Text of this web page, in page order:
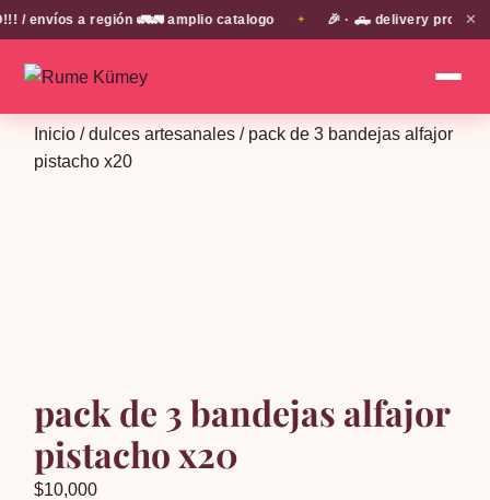
/ envíos a región 🚛🚛 amplio catalogo 🎉 · 🛻 delivery propio en
✕
Inicio /dulces artesanales / pack de 3 bandejas alfajor
pistacho x20
pack de 3 bandejas alfajor
pistacho x20
$10,000